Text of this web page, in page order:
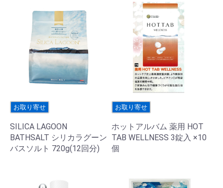
お取り寄せ
SILICA LAGOON
BATHSALT シリカラグーン
バスソルト 720g(12回分)
お取り寄せ
ホットアルバム 薬用 HOT
TAB WELLNESS 3錠入 ×10
個